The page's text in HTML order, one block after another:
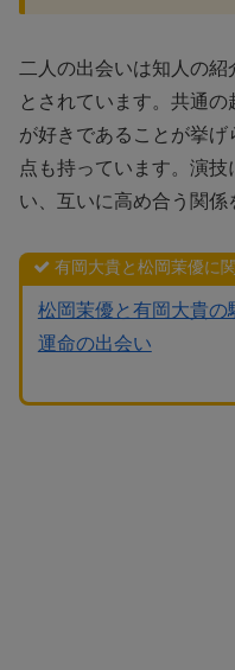
二人の出会いは知人の
とされています。共通の
が好きであることが挙
点も持っています。演
い、互いに高め合う関係
有岡大貴と松岡茉優に
松岡茉優と有岡大貴
運命の出会い